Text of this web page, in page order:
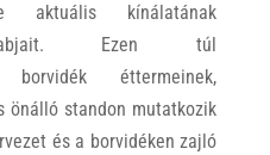
aktuális kínálatának
Ezen túl
borvidék éttermeinek,
önálló standon mutatkozik
és a borvidéken zajló